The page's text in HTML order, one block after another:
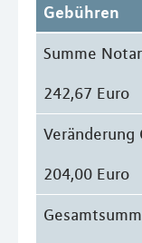
Gebühren
Summe
242,67 Euro
Veränderung
204,00 Euro